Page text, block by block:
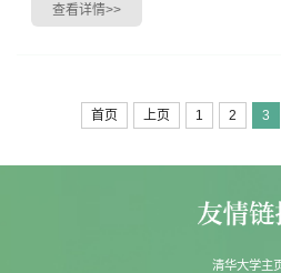
查看详情>>
首页 上页 1 2 3
清华大学主